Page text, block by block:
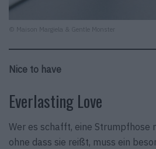
© Maison Margiela & Gentle Monster
Nice to have
Everlasting Love
Wer es schafft, eine Strumpfhose
ohne dass sie reißt, muss ein